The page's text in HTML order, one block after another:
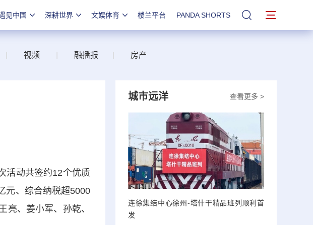
见中国 深耕世界 文娱体育 楼兰平台 PANDA SHORTS 站内搜索
视频 融播报 房产
动共签约12个优质
元、综合纳税超5000
亮、姜小军、孙乾、
查看更多 >
城市远洋
连徐集结中心徐州-塔什干精品班列顺利首
发